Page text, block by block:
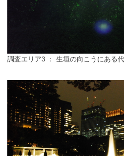
調査エリア3 ： 生垣の向こうにある